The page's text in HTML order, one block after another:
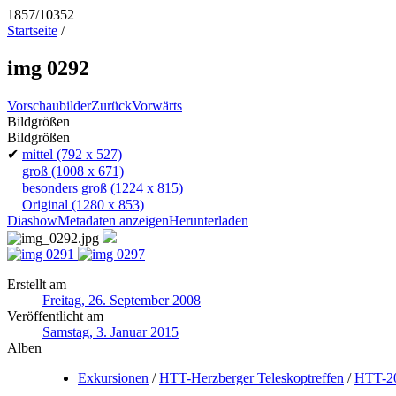
1857/10352
Startseite /
img 0292
VorschaubilderZurückVorwärts
Bildgrößen
Bildgrößen
✔ mittel (792 x 527)
groß (1008 x 671)
besonders groß (1224 x 815)
Original (1280 x 853)
DiashowMetadaten anzeigenHerunterladen
Erstellt am
Freitag, 26. September 2008
Veröffentlicht am
Samstag, 3. Januar 2015
Alben
Exkursionen /HTT-Herzberger Teleskoptreffen /HTT-